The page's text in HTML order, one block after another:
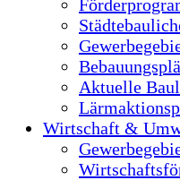
Aktuelle
Wirtschaft &